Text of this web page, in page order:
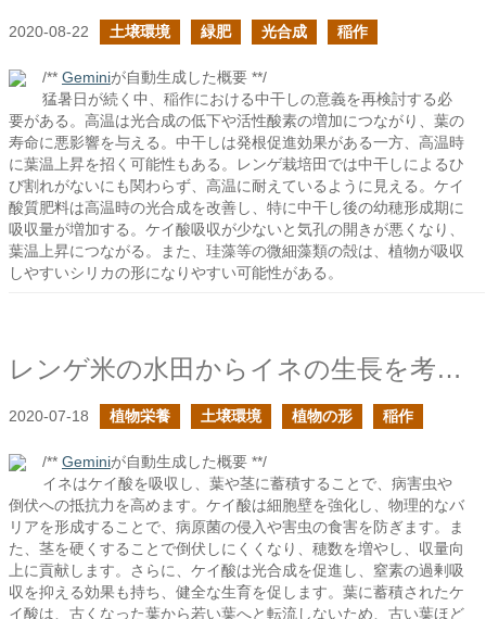
2020-08-22 土壌環境 緑肥 光合成 稲作
/** Geminiが自動生成した概要 **/
猛暑日が続く中、稲作における中干しの意義を再検討する必
要がある。高温は光合成の低下や活性酸素の増加につながり、葉の
寿命に悪影響を与える。中干しは発根促進効果がある一方、高温時
に葉温上昇を招く可能性もある。レンゲ栽培田では中干しによるひ
び割れがないにも関わらず、高温に耐えているように見える。ケイ
酸質肥料は高温時の光合成を改善し、特に中干し後の幼穂形成期に
吸収量が増加する。ケイ酸吸収が少ないと気孔の開きが悪くなり、
葉温上昇につながる。また、珪藻等の微細藻類の殻は、植物が吸収
しやすいシリカの形になりやすい可能性がある。
レンゲ米の水田からイネの生長を考える
2020-07-18 植物栄養 土壌環境 植物の形 稲作
/** Geminiが自動生成した概要 **/
イネはケイ酸を吸収し、葉や茎に蓄積することで、病害虫や
倒伏への抵抗力を高めます。ケイ酸は細胞壁を強化し、物理的なバ
リアを形成することで、病原菌の侵入や害虫の食害を防ぎます。ま
た、茎を硬くすることで倒伏しにくくなり、穂数を増やし、収量向
上に貢献します。さらに、ケイ酸は光合成を促進し、窒素の過剰吸
収を抑える効果も持ち、健全な生育を促します。葉に蓄積されたケ
イ酸は、古くなった葉から若い葉へと転流しないため、古い葉ほど